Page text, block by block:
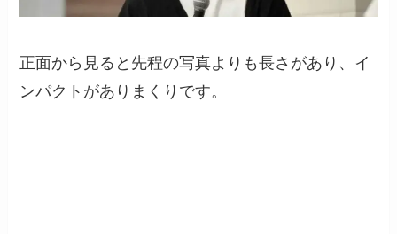
正面から見ると先程の写真よりも長さがあり、イ
ンパクトがありまくりです。